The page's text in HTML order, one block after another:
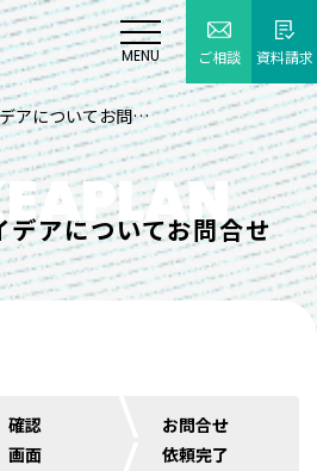
MENU ご相談 資料請求
販促企画・アイデアについてお問い合わせ
デアについてお問合せ
確認
画⾯
お問合せ
依頼完了